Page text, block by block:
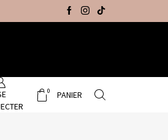
Promo Hiver : Livraison gratuite sur tous
0 PANIER